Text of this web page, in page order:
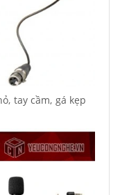
tay cầm, gá kẹp